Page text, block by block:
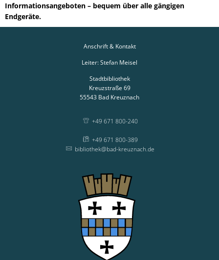
Informationsangeboten – bequem über alle gängigen
Endgeräte.
Anschrift & Kontakt
Leiter: Stefan Meisel
Stadtbibliothek
Kreuzstraße 69
55543 Bad Kreuznach
+49 671 800-240
+49 671 800-389
bibliothek@bad-kreuznach.de